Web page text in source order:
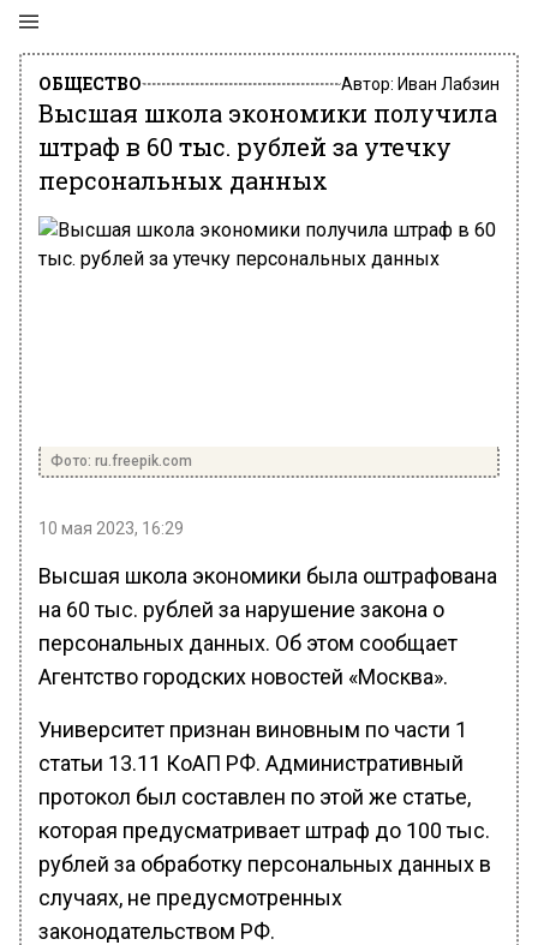
ОБЩЕСТВО Автор: Иван Лабзин
Высшая школа экономики получила
штраф в 60 тыс. рублей за утечку
персональных данных
Фото: ru.freepik.com
10 мая 2023, 16:29
Высшая школа экономики была оштрафована
на 60 тыс. рублей за нарушение закона о
персональных данных. Об этом сообщает
Агентство городских новостей «Москва».
Университет признан виновным по части 1
статьи 13.11 КоАП РФ. Административный
протокол был составлен по этой же статье,
которая предусматривает штраф до 100 тыс.
рублей за обработку персональных данных в
случаях, не предусмотренных
законодательством РФ.